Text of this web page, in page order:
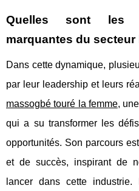
Quelles sont les
marquantes du
Dans cette dynamique,
par leur leadership et leurs
massogbé touré la femme,
qui a su transformer les
opportunités. Son parcours
et de succès, inspirant de
lancer dans cette industrie.